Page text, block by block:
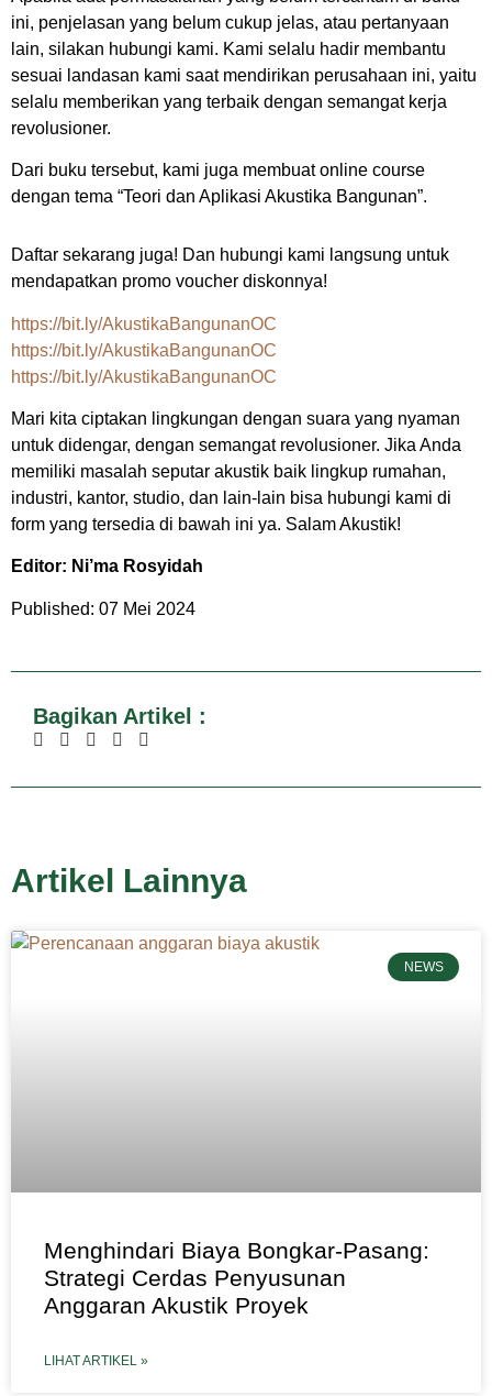
ini, penjelasan yang belum cukup jelas, atau pertanyaan
lain, silakan hubungi kami. Kami selalu hadir membantu
sesuai landasan kami saat mendirikan perusahaan ini, yaitu
selalu memberikan yang terbaik dengan semangat kerja
revolusioner.
Dari buku tersebut, kami juga membuat online course
dengan tema “Teori dan Aplikasi Akustika Bangunan”.
Daftar sekarang juga! Dan hubungi kami langsung untuk
mendapatkan promo voucher diskonnya!
https://bit.ly/AkustikaBangunanOC
https://bit.ly/AkustikaBangunanOC
https://bit.ly/AkustikaBangunanOC
Mari kita ciptakan lingkungan dengan suara yang nyaman
untuk didengar, dengan semangat revolusioner. Jika Anda
memiliki masalah seputar akustik baik lingkup rumahan,
industri, kantor, studio, dan lain-lain bisa hubungi kami di
form yang tersedia di bawah ini ya. Salam Akustik!
Editor: Ni’ma Rosyidah
Published: 07 Mei 2024
Bagikan Artikel :
Artikel Lainnya
NEWS
Menghindari Biaya Bongkar-Pasang:
Strategi Cerdas Penyusunan
Anggaran Akustik Proyek
LIHAT ARTIKEL »